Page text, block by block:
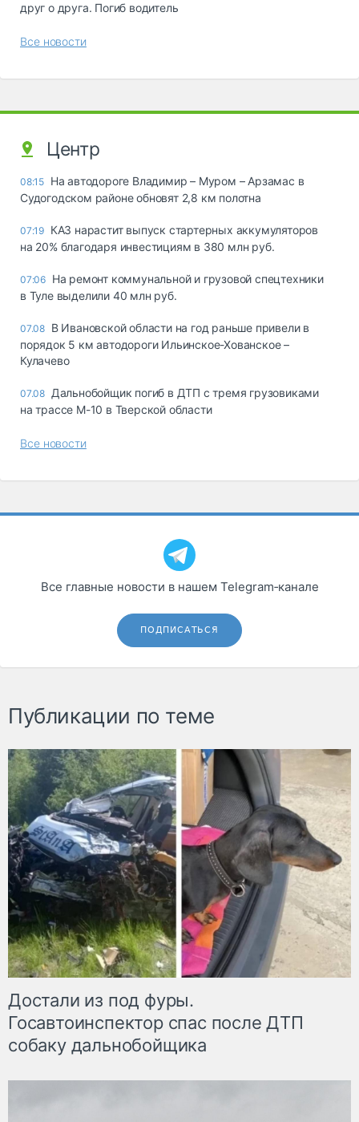
друг о друга. Погиб водитель
Все новости
Центр
08:15 На автодороге Владимир – Муром – Арзамас в
Судогодском районе обновят 2,8 км полотна
07:19 КАЗ нарастит выпуск стартерных аккумуляторов
на 20% благодаря инвестициям в 380 млн руб.
07:06 На ремонт коммунальной и грузовой спецтехники
в Туле выделили 40 млн руб.
07.08 В Ивановской области на год раньше привели в
порядок 5 км автодороги Ильинское-Хованское –
Кулачево
07.08 Дальнобойщик погиб в ДТП с тремя грузовиками
на трассе М-10 в Тверской области
Все новости
Все главные новости в нашем Telegram‑канале
ПОДПИСАТЬСЯ
Публикации по теме
Достали из под фуры.
Госавтоинспектор спас после ДТП
собаку дальнобойщика